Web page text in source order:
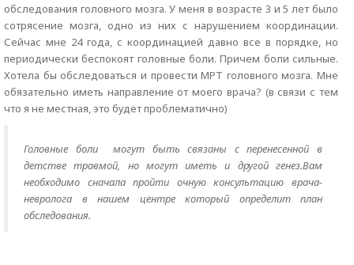
обследования головного мозга. У меня в возрасте 3 и 5 лет было
сотрясение мозга, одно из них с нарушением координации.
Сейчас мне 24 года, с координацией давно все в порядке, но
периодически беспокоят головные боли. Причем боли сильные.
Хотела бы обследоваться и провести МРТ головного мозга. Мне
обязательно иметь направление от моего врача? (в связи с тем
что я не местная, это будет проблематично)
Головные боли могут быть связаны с перенесенной в
детстве травмой, но могут иметь и другой генез.Вам
необходимо сначала пройти очную консультацию врача-
невролога в нашем центре который определит план
обследования.